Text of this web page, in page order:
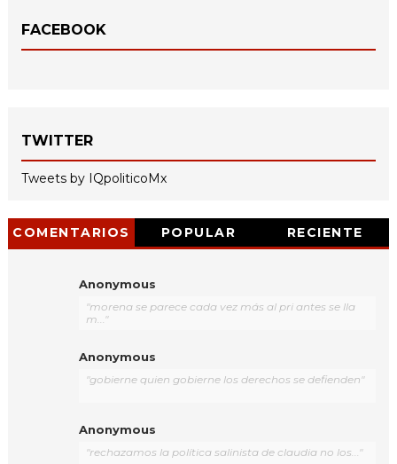
FACEBOOK
TWITTER
Tweets by IQpoliticoMx
COMENTARIOS POPULAR RECIENTE
Anonymous
"morena se parece cada vez más al pri antes se lla
m..."
Anonymous
"gobierne quien gobierne los derechos se defienden"
Anonymous
"rechazamos la política salinista de claudia no los..."